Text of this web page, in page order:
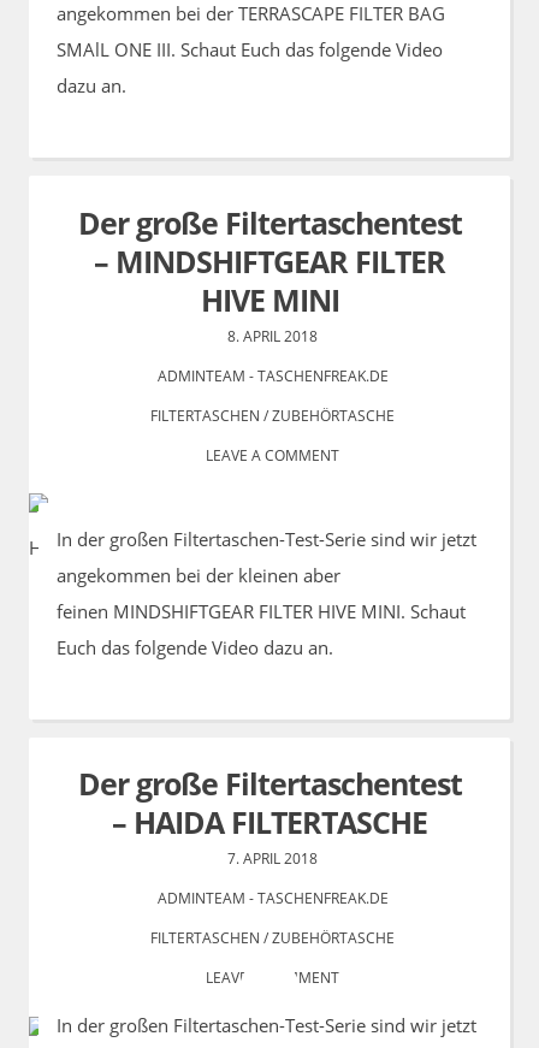
angekommen bei der TERRASCAPE FILTER BAG
SMAlL ONE III. Schaut Euch das folgende Video
dazu an.
Der große Filtertaschentest
– MINDSHIFTGEAR FILTER
HIVE MINI
8. APRIL 2018
ADMINTEAM - TASCHENFREAK.DE
FILTERTASCHEN /ZUBEHÖRTASCHE
LEAVE A COMMENT
In der großen Filtertaschen-Test-Serie sind wir jetzt
angekommen bei der kleinen aber
feinen MINDSHIFTGEAR FILTER HIVE MINI. Schaut
Euch das folgende Video dazu an.
Der große Filtertaschentest
– HAIDA FILTERTASCHE
7. APRIL 2018
ADMINTEAM - TASCHENFREAK.DE
FILTERTASCHEN /ZUBEHÖRTASCHE
LEAVE A COMMENT
In der großen Filtertaschen-Test-Serie sind wir jetzt